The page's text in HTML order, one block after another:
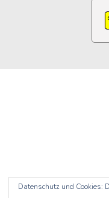
Datenschutz und Cookies: